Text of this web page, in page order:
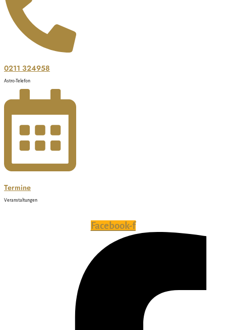
0211 324958
Astro-Telefon
Termine
Veranstaltungen
Facebook-f